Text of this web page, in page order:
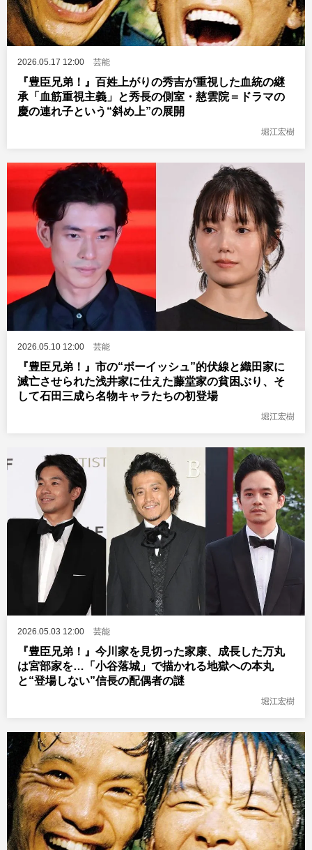
2026.05.17 12:00 芸能
『豊臣兄弟！』百姓上がりの秀吉が重視した血統の継
承「血筋重視主義」と秀長の側室・慈雲院＝ドラマの
慶の連れ子という“斜め上”の展開
堀江宏樹
2026.05.10 12:00 芸能
『豊臣兄弟！』市の“ボーイッシュ”的伏線と織田家に
滅亡させられた浅井家に仕えた藤堂家の貧困ぶり、そ
して石田三成ら名物キャラたちの初登場
堀江宏樹
2026.05.03 12:00 芸能
『豊臣兄弟！』今川家を見切った家康、成長した万丸
は宮部家を…「小谷落城」で描かれる地獄への本丸
と“登場しない”信長の配偶者の謎
堀江宏樹